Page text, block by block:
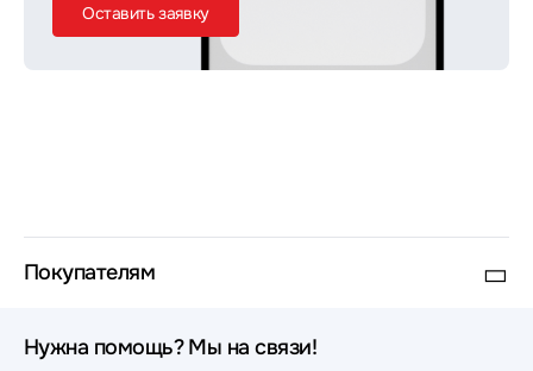
Оставить заявку
Покупателям
Нужна помощь? Мы на связи!